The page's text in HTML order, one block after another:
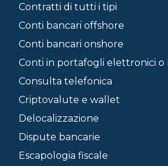
Contratti di tutti i tipi
Conti bancari offshore
Conti bancari onshore
Conti in portafogli elettronici o
Consulta telefonica
Criptovalute e wallet
Delocalizzazione
Dispute bancarie
Escapologia fiscale